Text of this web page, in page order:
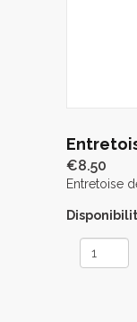
€8.50
Entretoise